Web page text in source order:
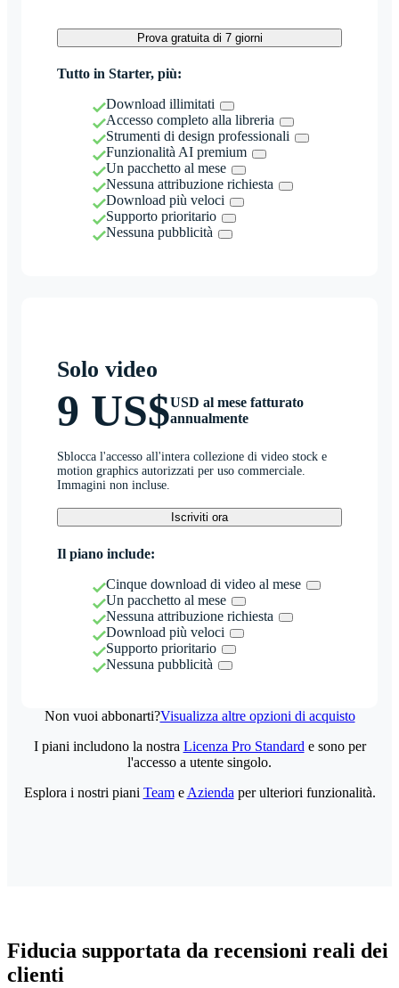
Prova gratuita di 7 giorni
Tutto in Starter, più:
Download illimitati
Accesso completo alla libreria
Strumenti di design professionali
Funzionalità AI premium
Un pacchetto al mese
Nessuna attribuzione richiesta
Download più veloci
Supporto prioritario
Nessuna pubblicità
Solo video
9 US$USD al mese fatturato
annualmente
Sblocca l'accesso all'intera collezione di video stock e
motion graphics autorizzati per uso commerciale.
Immagini non incluse.
Iscriviti ora
Il piano include:
Cinque download di video al mese
Un pacchetto al mese
Nessuna attribuzione richiesta
Download più veloci
Supporto prioritario
Nessuna pubblicità
Non vuoi abbonarti?Visualizza altre opzioni di acquisto
I piani includono la nostra Licenza Pro Standard e sono per
l'accesso a utente singolo.
Esplora i nostri piani Teame Azienda per ulteriori funzionalità.
Fiducia supportata da recensioni reali dei
clienti